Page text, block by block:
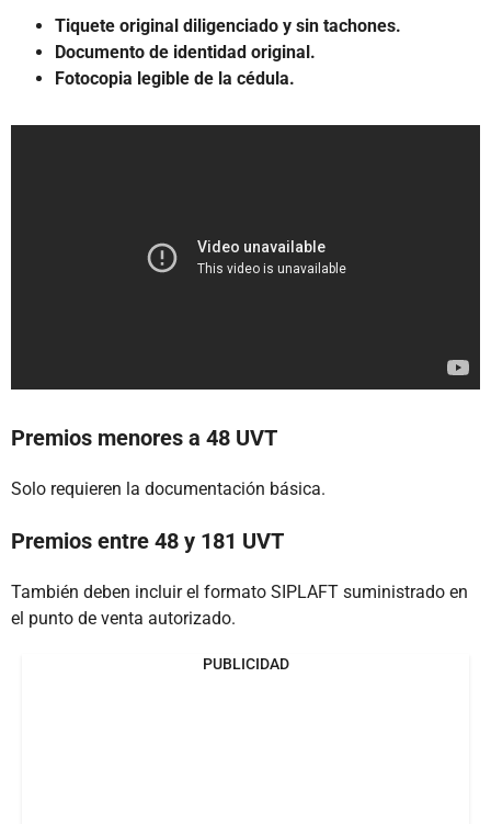
Tiquete original diligenciado y sin tachones.
Documento de identidad original.
Fotocopia legible de la cédula.
Premios menores a 48 UVT
Solo requieren la documentación básica.
Premios entre 48 y 181 UVT
También deben incluir el formato SIPLAFT suministrado en
el punto de venta autorizado.
PUBLICIDAD